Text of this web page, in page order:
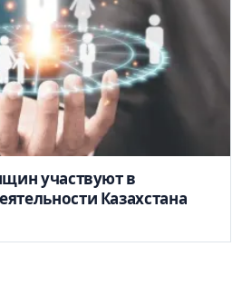
участвуют в
Казахстана